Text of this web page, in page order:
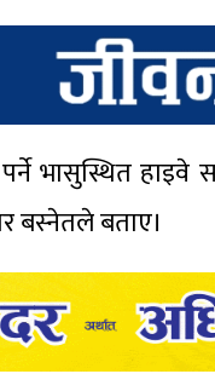
पर्ने भासुस्थित
बस्नेतले बताए।